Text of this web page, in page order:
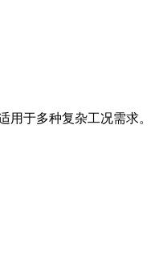
于多种复杂工况需求。